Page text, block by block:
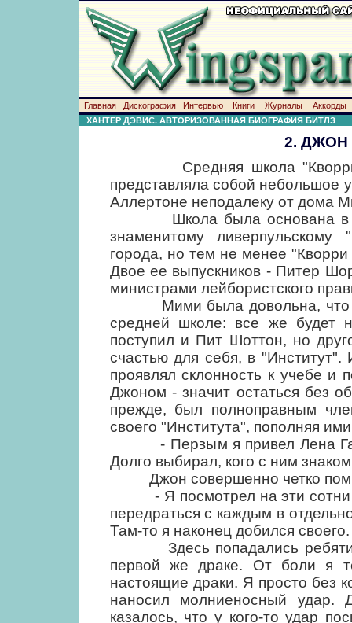
Главная Дискография Интервью Книги Журналы
Аккорды
ХАНТЕР ДЭВИС. АВТОРИЗОВАННАЯ БИОГРАФИЯ БИТЛЗ
2.
Средняя школа
представляла собой небольшое
Аллертоне неподалеку от дома
Школа была основана в
знаменитому ливерпульскому
города, но тем не менее
Двое ее выпускников - Питер
министрами лейбористского
Мими была довольна, что
средней школе: все же будет
поступил и Пит Шоттон, но
счастью для себя, в
проявлял склонность к учебе и
Джоном - значит остаться без
прежде, был полноправным
своего "Института", пополняя
- Первым я привел Лена
Долго выбирал, кого с ним
Джон совершенно четко
- Я посмотрел на эти сотни
передраться с каждым в
Там-то я наконец добился своего.
Здесь попадались
первой же драке. От боли я
настоящие драки. Я просто без
наносил молниеносный
казалось, что у кого-то удар